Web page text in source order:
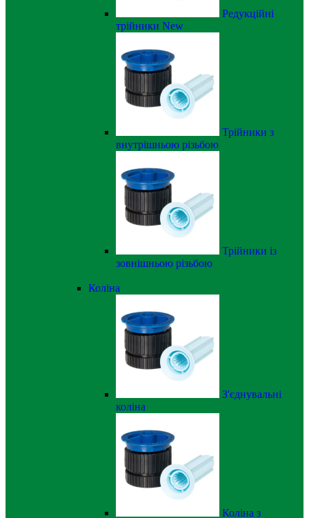
Редукційні
трійники New
Трійники з
внутрішньою різьбою
Трійники із
зовнішньою різьбою
Коліна
З'єднувальні
коліна
Коліна з